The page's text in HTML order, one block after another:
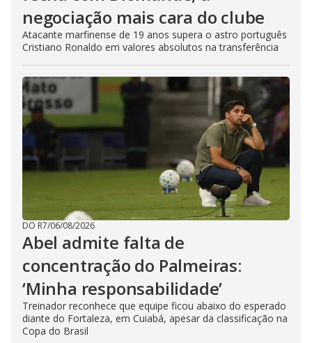
negociação mais cara do clube
Atacante marfinense de 19 anos supera o astro português
Cristiano Ronaldo em valores absolutos na transferência
DO R7/06/08/2026
Abel admite falta de
concentração do Palmeiras:
‘Minha responsabilidade’
Treinador reconhece que equipe ficou abaixo do esperado
diante do Fortaleza, em Cuiabá, apesar da classificação na
Copa do Brasil